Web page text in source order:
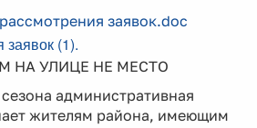
заявок.doc
(1).
НА УЛИЦЕ НЕ МЕСТО
административная
жителям района, имеющим